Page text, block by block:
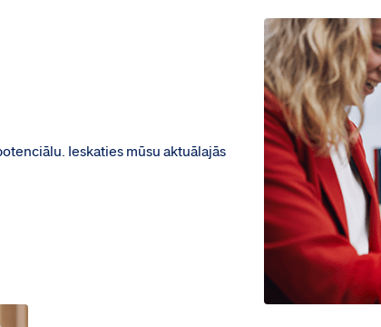
Ieskaties mūsu aktuālajās